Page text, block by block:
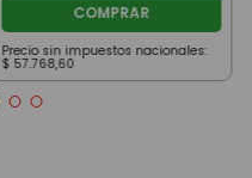
COMPRAR
Precio sin impuestos nacionales:
$ 57.768,60